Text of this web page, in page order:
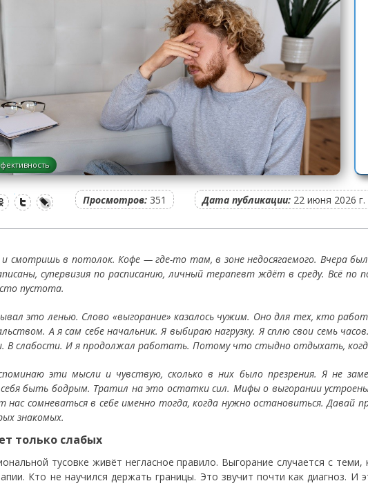
Просмотров: 351 Дата публикации: 22 июня 2026 г.
смотришь в потолок. Кофе — где-то там, в зоне недосягаемого. Вчера
супервизия по расписанию, личный терапевт ждёт в среду. Всё
пустота.
это ленью. Слово «выгорание» казалось чужим. Оно для тех, кто
А я сам себе начальник. Я выбираю нагрузку. Я сплю свои семь
В слабости. И я продолжал работать. Потому что стыдно отдыхать,
эти мысли и чувствую, сколько в них было презрения. Я не
быть бодрым. Тратил на это остатки сил. Мифы о выгорании
нас сомневаться в себе именно тогда, когда нужно остановиться. Давай
знакомых.
только слабых
тусовке живёт негласное правило. Выгорание случается с
Кто не научился держать границы. Это звучит почти как диагноз. И